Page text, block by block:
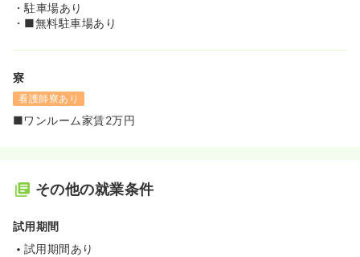
・駐車場あり
・■無料駐車場あり
寮
看護師寮あり
■ワンルーム家賃2万円
その他の就業条件
試用期間
試用期間あり